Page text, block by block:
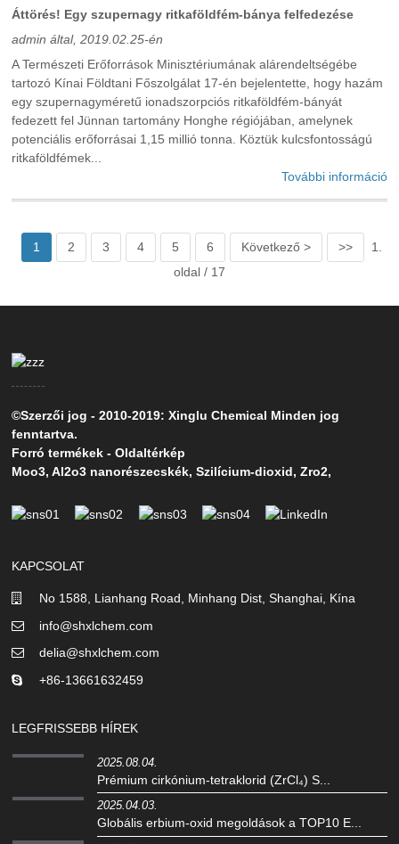
Áttörés! Egy szupernagy ritkaföldfém-bánya felfedezése
admin által, 2019.02.25-én
A Természeti Erőforrások Minisztériumának alárendeltségébe
tartozó Kínai Földtani Főszolgálat 17-én bejelentette, hogy hazám
egy szupernagyméretű ionadszorpciós ritkaföldfém-bányát
fedezett fel Jünnan tartomány Honghe régiójában, amelynek
potenciális erőforrásai 1,15 millió tonna. Köztük kulcsfontosságú
ritkaföldfémek...
További információ
1 2 3 4 5 6 Következő > >>
1.
oldal / 17
©Szerzői jog - 2010-2019: Xinglu Chemical Minden jog
fenntartva.
Forró termékek -Oldaltérkép
Moo3,Al2o3 nanorészecskék,Szilícium-dioxid,Zro2,
KAPCSOLAT
No 1588, Lianhang Road, Minhang Dist, Shanghai, Kína
info@shxlchem.com
delia@shxlchem.com
+86-13661632459
LEGFRISSEBB HÍREK
2025.08.04.
Prémium cirkónium-tetraklorid (ZrCl₄) S...
2025.04.03.
Globális erbium-oxid megoldások a TOP10 E...